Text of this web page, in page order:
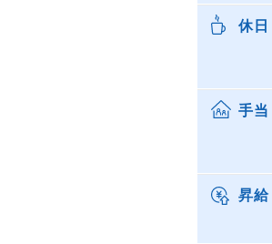
休日
手当
昇給